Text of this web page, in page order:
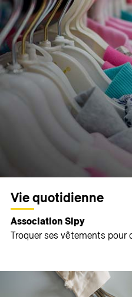
Vie quotidienne
Association Sipy
Troquer ses vêtements pour